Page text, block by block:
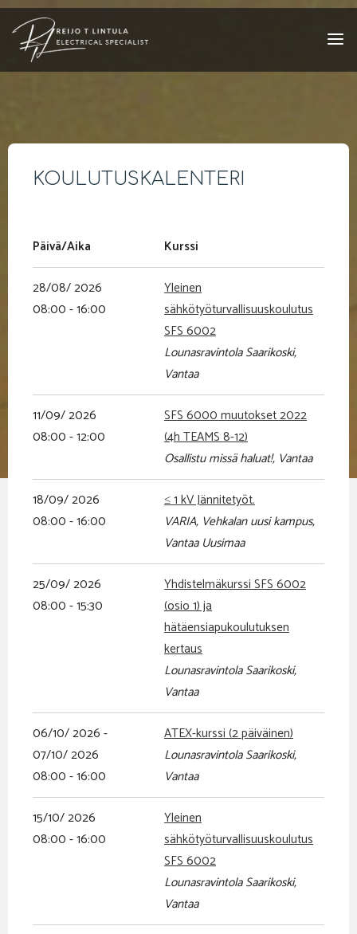
Skip
content
KOULUTUSKALENTERI
Päivä/Aika Kurssi
28/08/ 2026
08:00 - 16:00
Yleinen
sähkötyöturvallisuuskoulutus
SFS 6002
Lounasravintola Saarikoski,
Vantaa
11/09/ 2026
08:00 - 12:00
SFS 6000 muutokset 2022
(4h TEAMS 8-12)
Osallistu missä haluat!, Vantaa
18/09/ 2026
08:00 - 16:00
≤ 1 kV Jännitetyöt.
VARIA, Vehkalan uusi kampus,
Vantaa Uusimaa
25/09/ 2026
08:00 - 15:30
Yhdistelmäkurssi SFS 6002
(osio 1) ja
hätäensiapukoulutuksen
kertaus
Lounasravintola Saarikoski,
Vantaa
06/10/ 2026 -
07/10/ 2026
08:00 - 16:00
ATEX-kurssi (2 päiväinen)
Lounasravintola Saarikoski,
Vantaa
15/10/ 2026
08:00 - 16:00
Yleinen
sähkötyöturvallisuuskoulutus
SFS 6002
Lounasravintola Saarikoski,
Vantaa